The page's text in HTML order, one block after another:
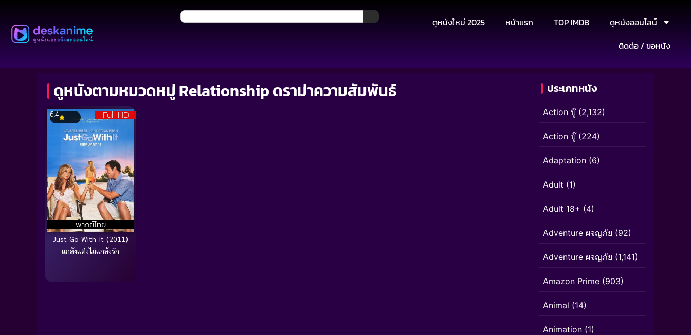
ดูหนังใหม่ 2025 หน้าแรก TOP IMDB
ดูหนังออนไลน์
ติดต่อ / ขอหนัง
ดูหนังตามหมวดหมู่ Relationship ดราม่าความสัมพันธ์
Full HD
พากย์ไทย
6.4
Just Go With It (2011)
แกล้งแต่งไม่แกล้งรัก
ประเภทหนัง
Action บู๊(2,132)
Action บู๊(224)
Adaptation (6)
Adult (1)
Adult 18+ (4)
Adventure ผจญภัย (92)
Adventure ผจญภัย (1,141)
Amazon Prime (903)
Animal (14)
Animation (1)